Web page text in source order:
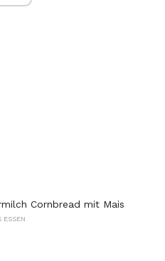
Cornbread mit Mais
ESSEN